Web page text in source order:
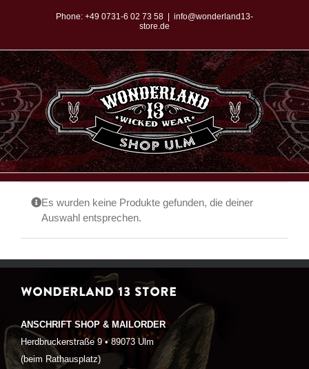
springen
Phone: +49 0731-6 02 73 58
info@wonderland13-
store.de
Es wurden keine Produkte gefunden, die deiner
Auswahl entsprechen.
WONDERLAND 13 STORE
ANSCHRIFT SHOP & MAILORDER
Herdbruckerstraße 9 • 89073 Ulm
(beim Rathausplatz)